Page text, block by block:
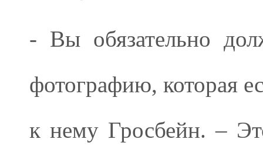
- Вы обязательно
фотографию, которая
к нему Гросбейн. –